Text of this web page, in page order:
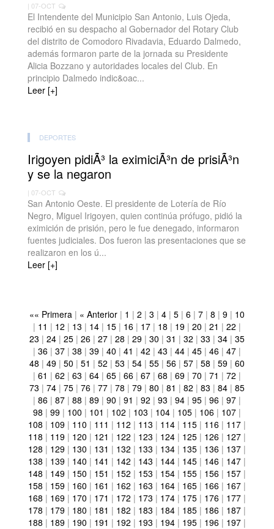
| 07-OCT
El Intendente del Municipio San Antonio, Luis Ojeda,
recibió en su despacho al Gobernador del Rotary Club
del distrito de Comodoro Rivadavia, Eduardo Dalmedo,
además formaron parte de la jornada su Presidente
Alicia Bozzano y autoridades locales del Club. En
principio Dalmedo indic&oac...
Leer [+]
DEPORTES
Irigoyen pidiÃ³ la eximiciÃ³n de prisiÃ³n
y se la negaron
| 07-OCT
San Antonio Oeste. El presidente de Lotería de Río
Negro, Miguel Irigoyen, quien continúa prófugo, pidió la
eximición de prisión, pero le fue denegado, informaron
fuentes judiciales. Dos fueron las presentaciones que se
realizaron en los ú...
Leer [+]
«« Primera | « Anterior | 1 | 2 | 3 | 4 | 5 | 6 | 7 | 8 | 9 | 10
| 11 | 12 | 13 | 14 | 15 | 16 | 17 | 18 | 19 | 20 | 21 | 22 |
23 | 24 | 25 | 26 | 27 | 28 | 29 | 30 | 31 | 32 | 33 | 34 | 35
| 36 | 37 | 38 | 39 | 40 | 41 | 42 | 43 | 44 | 45 | 46 | 47 |
48 | 49 | 50 | 51 | 52 | 53 | 54 | 55 | 56 | 57 | 58 | 59 | 60
| 61 | 62 | 63 | 64 | 65 | 66 | 67 | 68 | 69 | 70 | 71 | 72 |
73 | 74 | 75 | 76 | 77 | 78 | 79 | 80 | 81 | 82 | 83 | 84 | 85
| 86 | 87 | 88 | 89 | 90 | 91 | 92 | 93 | 94 | 95 | 96 | 97 |
98 | 99 | 100 | 101 | 102 | 103 | 104 | 105 | 106 | 107 |
108 | 109 | 110 | 111 | 112 | 113 | 114 | 115 | 116 | 117 |
118 | 119 | 120 | 121 | 122 | 123 | 124 | 125 | 126 | 127 |
128 | 129 | 130 | 131 | 132 | 133 | 134 | 135 | 136 | 137 |
138 | 139 | 140 | 141 | 142 | 143 | 144 | 145 | 146 | 147 |
148 | 149 | 150 | 151 | 152 | 153 | 154 | 155 | 156 | 157 |
158 | 159 | 160 | 161 | 162 | 163 | 164 | 165 | 166 | 167 |
168 | 169 | 170 | 171 | 172 | 173 | 174 | 175 | 176 | 177 |
178 | 179 | 180 | 181 | 182 | 183 | 184 | 185 | 186 | 187 |
188 | 189 | 190 | 191 | 192 | 193 | 194 | 195 | 196 | 197 |